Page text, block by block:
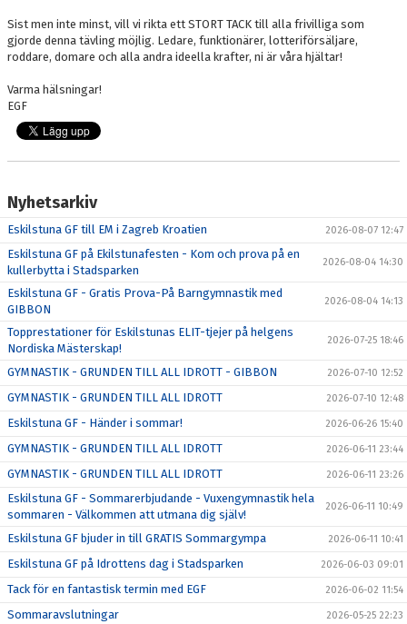
Sist men inte minst, vill vi rikta ett STORT TACK till alla frivilliga som
gjorde denna tävling möjlig. Ledare, funktionärer, lotteriförsäljare,
roddare, domare och alla andra ideella krafter, ni är våra hjältar!
Varma hälsningar!
EGF
Nyhetsarkiv
Eskilstuna GF till EM i Zagreb Kroatien 2026-08-07 12:47
Eskilstuna GF på Ekilstunafesten - Kom och prova på en
kullerbytta i Stadsparken
2026-08-04 14:30
Eskilstuna GF - Gratis Prova-På Barngymnastik med
GIBBON
2026-08-04 14:13
Topprestationer för Eskilstunas ELIT-tjejer på helgens
Nordiska Mästerskap!
2026-07-25 18:46
GYMNASTIK - GRUNDEN TILL ALL IDROTT - GIBBON 2026-07-10 12:52
GYMNASTIK - GRUNDEN TILL ALL IDROTT 2026-07-10 12:48
Eskilstuna GF - Händer i sommar! 2026-06-26 15:40
GYMNASTIK - GRUNDEN TILL ALL IDROTT 2026-06-11 23:44
GYMNASTIK - GRUNDEN TILL ALL IDROTT 2026-06-11 23:26
Eskilstuna GF - Sommarerbjudande - Vuxengymnastik hela
sommaren - Välkommen att utmana dig själv!
2026-06-11 10:49
Eskilstuna GF bjuder in till GRATIS Sommargympa 2026-06-11 10:41
Eskilstuna GF på Idrottens dag i Stadsparken 2026-06-03 09:01
Tack för en fantastisk termin med EGF 2026-06-02 11:54
Sommaravslutningar 2026-05-25 22:23